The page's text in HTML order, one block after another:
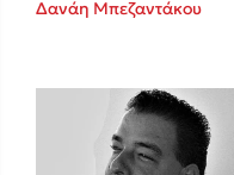
Δανάη Μπεζαντάκου